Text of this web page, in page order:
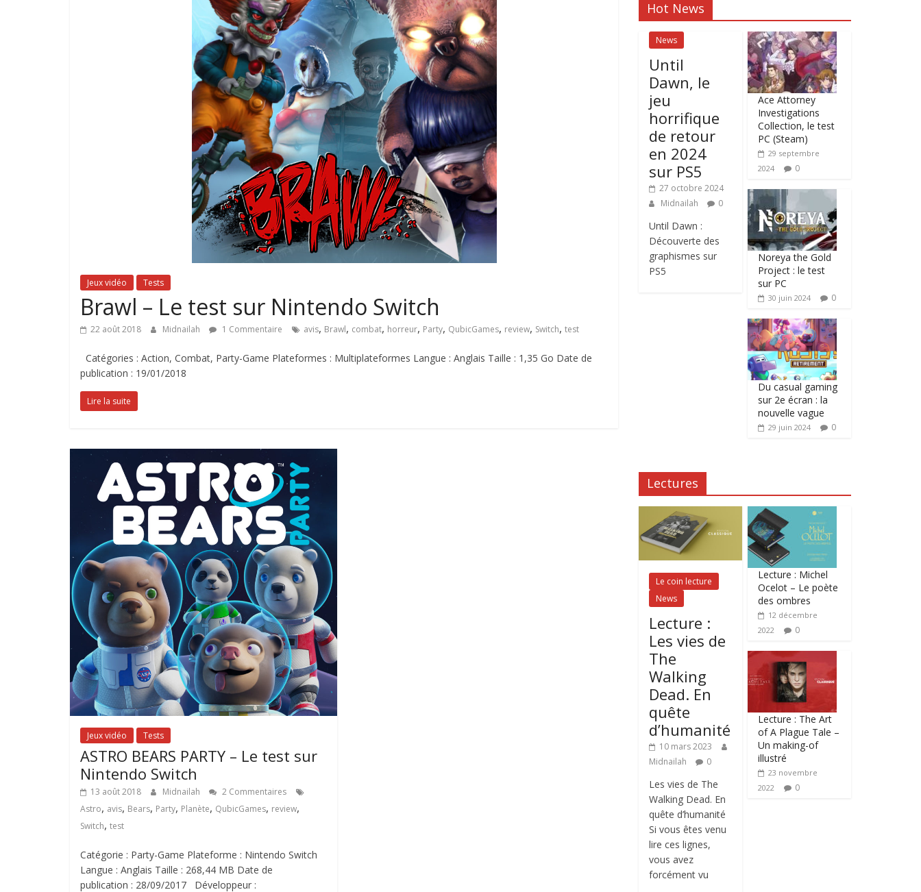
Jeux vidéo Tests
Brawl – Le test sur Nintendo Switch
22 août 2018 Midnailah 1 Commentaire avis, Brawl, combat, horreur, Party, QubicGames, review, Switch, test
Catégories : Action, Combat, Party-Game Plateformes : Multiplateformes Langue : Anglais Taille : 1,35 Go Date de
publication : 19/01/2018
Lire la suite
Jeux vidéo Tests
ASTRO BEARS PARTY – Le test sur
Nintendo Switch
13 août 2018 Midnailah
2 Commentaires
Astro, avis, Bears, Party, Planète, QubicGames, review,
Switch, test
Catégorie : Party-Game Plateforme : Nintendo Switch
Langue : Anglais Taille : 268,44 MB Date de
publication : 28/09/2017 Développeur :
Hot News
News
Until
Dawn, le
jeu
horrifique
de retour
en 2024
sur PS5
27 octobre 2024
Midnailah
0
Until Dawn :
Découverte des
graphismes sur
PS5
Ace Attorney
Investigations
Collection, le test
PC (Steam)
29 septembre
2024
0
Noreya the Gold
Project : le test
sur PC
30 juin 2024 0
Du casual gaming
sur 2e écran : la
nouvelle vague
29 juin 2024 0
Lectures
Le coin lecture
News
Lecture :
Les vies de
The
Walking
Dead. En
quête
d’humanité
10 mars 2023
Midnailah
0
Les vies de The
Walking Dead. En
quête d’humanité
Si vous êtes venu
lire ces lignes,
vous avez
forcément vu
Lecture : Michel
Ocelot – Le poète
des ombres
12 décembre
2022
0
Lecture : The Art
of A Plague Tale –
Un making-of
illustré
23 novembre
2022
0